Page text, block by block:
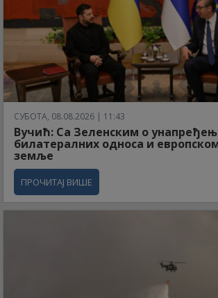
СУБОТА, 08.08.2026 | 11:43
Вучић: Са Зеленским о
билатералних односа и
земље
ПРОЧИТАЈ ВИШЕ